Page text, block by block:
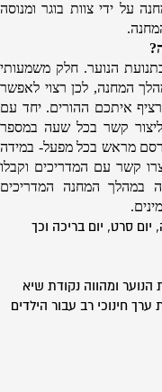
על ידי צוות בוגר ומנוסה
הנוער. חלק משמעותי
המחנה, לכן רצוי לאפשר
איתכם ההורים. יחד עם
ליצור קשר בכל שעה במספר
מראש בכל מפעל- במידה
קשר עם המדריכים וקבלו
המחנה המדריכים
יום סרט, יום בריכה וכך
ומהווה נקודת שיא
חינוכי רב עבור הילדים